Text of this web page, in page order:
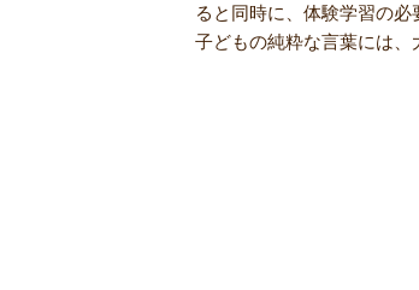
ると同時に、体験学習の
子どもの純粋な言葉には、